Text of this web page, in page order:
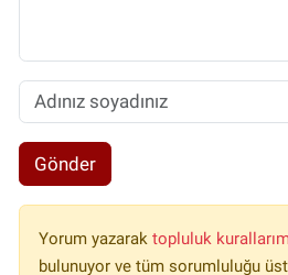
Gönder
Yorum yazarak topluluk
bulunuyor ve tüm sorumluluğu